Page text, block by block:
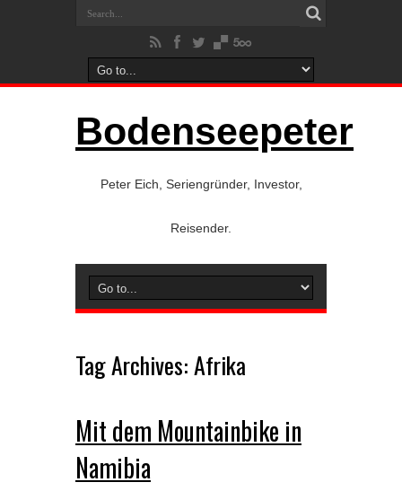
Bodenseepeter
Peter Eich, Seriengründer, Investor,
Reisender.
Tag Archives:Afrika
Mit dem Mountainbike in
Namibia